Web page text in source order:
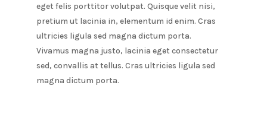
eget felis porttitor volutpat. Quisque velit nisi,
pretium ut lacinia in, elementum id enim. Cras
ultricies ligula sed magna dictum porta.
Vivamus magna justo, lacinia eget consectetur
sed, convallis at tellus. Cras ultricies ligula sed
magna dictum porta.